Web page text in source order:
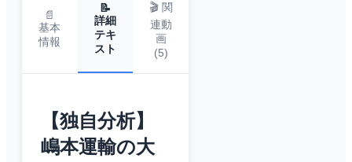
📄
基本
情報
📝
詳細
テキ
スト
🎬 関
連動
画
(5)
【独自分析】
嶋本運輸の大